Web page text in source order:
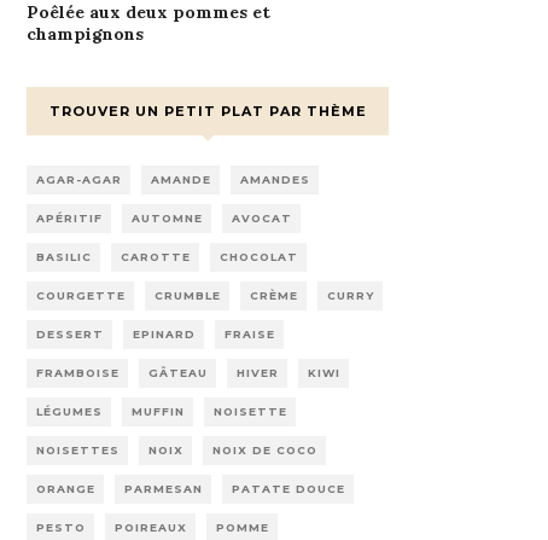
Poêlée aux deux pommes et
champignons
TROUVER UN PETIT PLAT PAR THÈME
AGAR-AGAR AMANDE AMANDES
APÉRITIF AUTOMNE AVOCAT
BASILIC CAROTTE CHOCOLAT
COURGETTE CRUMBLE CRÈME CURRY
DESSERT EPINARD FRAISE
FRAMBOISE GÂTEAU HIVER KIWI
LÉGUMES MUFFIN NOISETTE
NOISETTES NOIX NOIX DE COCO
ORANGE PARMESAN PATATE DOUCE
PESTO POIREAUX POMME